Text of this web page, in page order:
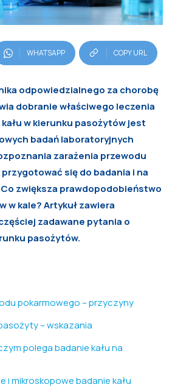
WHATSAPP COPY URL
odpowiedzialnego za chorobę
dobranie właściwego leczenia
w kierunku pasożytów jest
badań laboratoryjnych
zarażenia przewodu
się do badania i na
zwiększa prawdopodobieństwo
w kale? Artykuł zawiera
zadawane pytania o
pasożytów.
pokarmowego – przyczyny
– wskazania
polega badanie kału na
i mikroskopowe badanie kału